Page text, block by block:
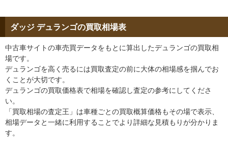
ダッジ デュランゴの買取相場表
中古車サイトの車売買データをもとに算出したデュランゴの買取相
場です。
デュランゴを高く売るには買取査定の前に大体の相場感を掴んでお
くことが大切です。
デュランゴの買取価格表で相場を確認し査定の参考にしてくださ
い。
「買取相場の査定王」は車種ごとの買取概算価格もその場で表示、
相場データと一緒に利用することでより詳細な見積もりが分かりま
す。